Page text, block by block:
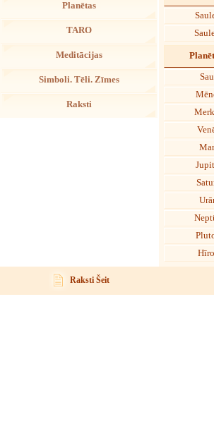
Planētas
TARO
Meditācijas
Simboli. Tēli. Zīmes
Raksti
Raksti Šeit